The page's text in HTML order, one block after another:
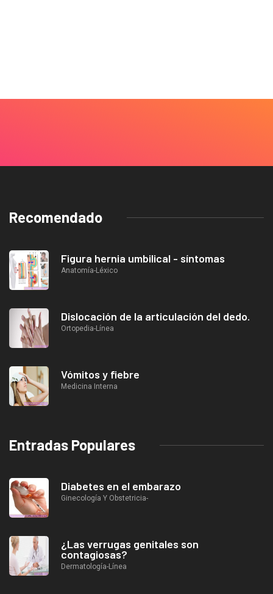
Recomendado
Figura hernia umbilical - síntomas
Anatomía-Léxico
Dislocación de la articulación del dedo.
Ortopedia-Línea
Vómitos y fiebre
Medicina Interna
Entradas Populares
Diabetes en el embarazo
Ginecología Y Obstetricia-
¿Las verrugas genitales son
contagiosas?
Dermatología-Línea